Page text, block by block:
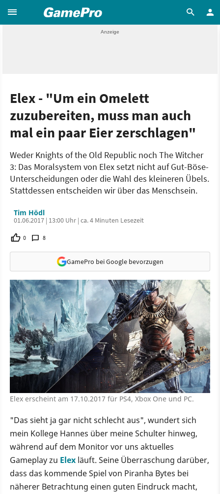
Elex - "Um ein Omelett
zuzubereiten, muss man auch
mal ein paar Eier zerschlagen"
Weder Knights of the Old Republic noch The Witcher
3: Das Moralsystem von Elex setzt nicht auf Gut-Böse-
Unterscheidungen oder die Wahl des kleineren Übels.
Stattdessen entscheiden wir über das Menschsein.
Tim Hödl
01.06.2017 | 13:00 Uhr | ca. 4 Minuten Lesezeit
0 8
GamePro bei Google bevorzugen
Elex erscheint am 17.10.2017 für PS4, Xbox One und PC.
"Das sieht ja gar nicht schlecht aus", wundert sich
mein Kollege Hannes über meine Schulter hinweg,
während auf dem Monitor vor uns aktuelles
Gameplay zu Elex läuft. Seine Überraschung darüber,
dass das kommende Spiel von Piranha Bytes bei
näherer Betrachtung einen guten Eindruck macht,